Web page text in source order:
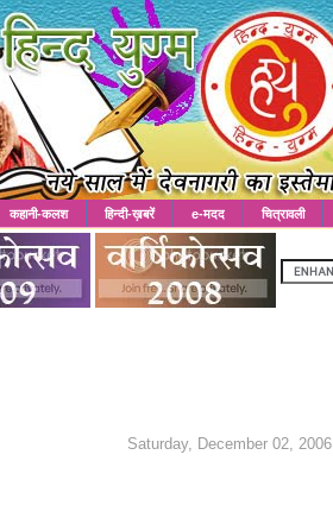
कहानी-कलश हिन्दी-ख़बरें e-मदद चित्रावली
Saturday, December 02, 2006